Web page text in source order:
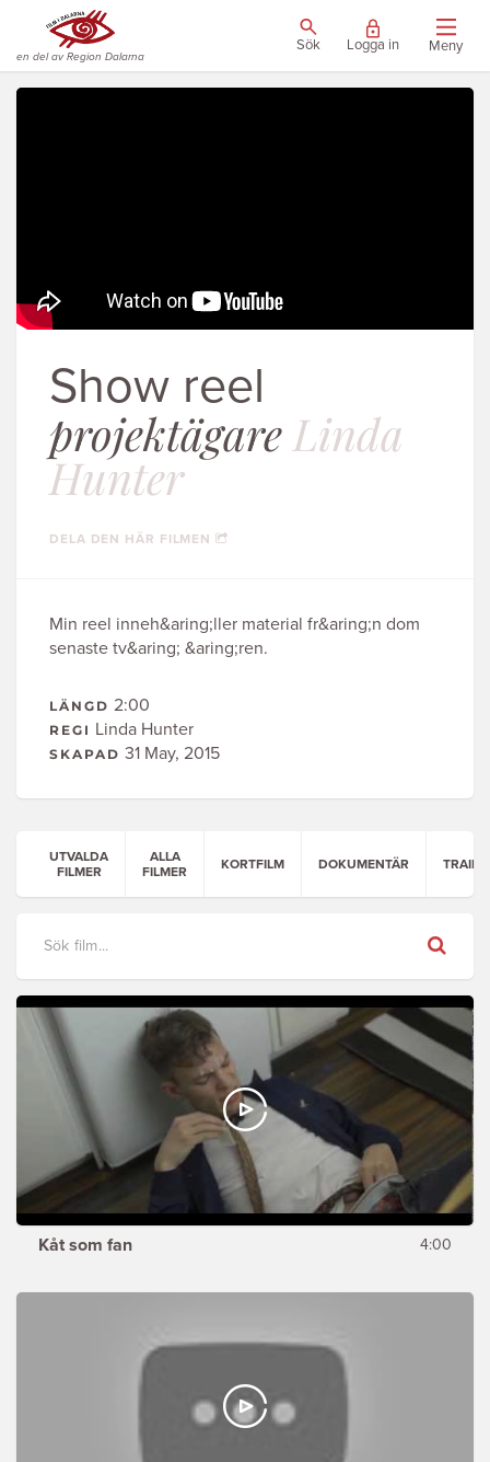
en del av Region Dalarna
Sök Logga in Meny
Show reel
projektägare Linda
Hunter
DELA DEN HÄR FILMEN
Min reel inneh&aring;ller material fr&aring;n dom
senaste tv&aring; &aring;ren.
LÄNGD 2:00
REGI Linda Hunter
SKAPAD 31 May, 2015
UTVALDA
FILMER
ALLA
FILMER
KORTFILM DOKUMENTÄR
Sök
Kåt som fan 4:00